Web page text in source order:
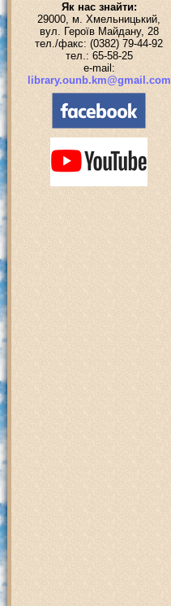
Як нас знайти:
29000, м. Хмельницький,
вул. Героїв Майдану, 28
тел./факс: (0382) 79-44-92
тел.: 65-58-25
e-mail:
library.ounb.km@gmail.com